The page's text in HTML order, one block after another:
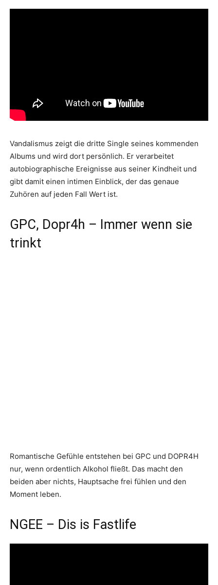
Vandalismus zeigt die dritte Single seines kommenden
Albums und wird dort persönlich. Er verarbeitet
autobiographische Ereignisse aus seiner Kindheit und
gibt damit einen intimen Einblick, der das genaue
Zuhören auf jeden Fall Wert ist.
GPC, Dopr4h – Immer wenn sie
trinkt
Romantische Gefühle entstehen bei GPC und DOPR4H
nur, wenn ordentlich Alkohol fließt. Das macht den
beiden aber nichts, Hauptsache frei fühlen und den
Moment leben.
NGEE – Dis is Fastlife